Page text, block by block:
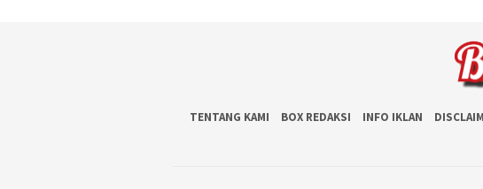
TENTANG KAMI BOX REDAKSI INFO IKLAN